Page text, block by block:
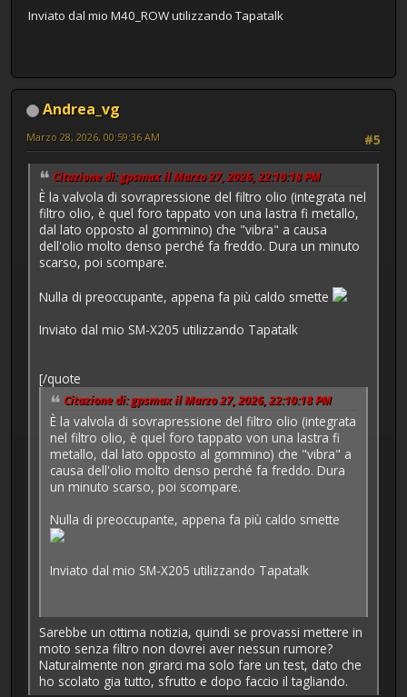
Inviato dal mio M40_ROW utilizzando Tapatalk
Andrea_vg
#5
Marzo 28, 2026, 00:59:36 AM
Citazione di: gpsmax il Marzo 27, 2026, 22:10:18 PM
È la valvola di sovrapressione del filtro olio (integrata nel
filtro olio, è quel foro tappato von una lastra fi metallo,
dal lato opposto al gommino) che "vibra" a causa
dell'olio molto denso perché fa freddo. Dura un minuto
scarso, poi scompare.
Nulla di preoccupante, appena fa più caldo smette
Inviato dal mio SM-X205 utilizzando Tapatalk
[/quote
Citazione di: gpsmax il Marzo 27, 2026, 22:10:18 PM
È la valvola di sovrapressione del filtro olio (integrata
nel filtro olio, è quel foro tappato von una lastra fi
metallo, dal lato opposto al gommino) che "vibra" a
causa dell'olio molto denso perché fa freddo. Dura
un minuto scarso, poi scompare.
Nulla di preoccupante, appena fa più caldo smette
Inviato dal mio SM-X205 utilizzando Tapatalk
Sarebbe un ottima notizia, quindi se provassi mettere in
moto senza filtro non dovrei aver nessun rumore?
Naturalmente non girarci ma solo fare un test, dato che
ho scolato gia tutto, sfrutto e dopo faccio il tagliando.